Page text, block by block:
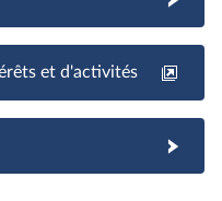
et d'activités